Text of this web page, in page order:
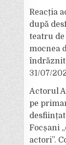
Reacția
după
teatru de
mocnea
îndrăznit
31/07/
Actorul
pe
Focșani
actori”.